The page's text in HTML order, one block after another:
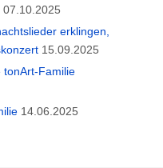
07.10.2025
erklingen,
15.09.2025
tonArt-Familie
14.06.2025